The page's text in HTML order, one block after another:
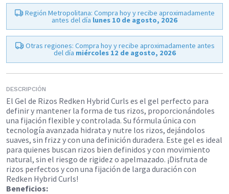
Región Metropolitana: Compra hoy y recibe aproximadamente
antes del día lunes 10 de agosto, 2026
Otras regiones: Compra hoy y recibe aproximadamente antes
del día miércoles 12 de agosto, 2026
DESCRIPCIÓN
El Gel de Rizos Redken Hybrid Curls es el gel perfecto para
definir y mantener la forma de tus rizos, proporcionándoles
una fijación flexible y controlada. Su fórmula única con
tecnología avanzada hidrata y nutre los rizos, dejándolos
suaves, sin frizz y con una definición duradera. Este gel es ideal
para quienes buscan rizos bien definidos y con movimiento
natural, sin el riesgo de rigidez o apelmazado. ¡Disfruta de
rizos perfectos y con una fijación de larga duración con
Redken Hybrid Curls!​
Beneficios: